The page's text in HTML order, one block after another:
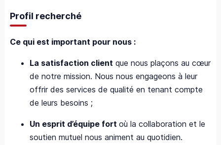
Profil recherché
Ce qui est important pour nous :
La satisfaction client que nous plaçons au cœur
de notre mission. Nous nous engageons à leur
offrir des services de qualité en tenant compte
de leurs besoins ;
Un esprit d’équipe fort où la collaboration et le
soutien mutuel nous animent au quotidien.